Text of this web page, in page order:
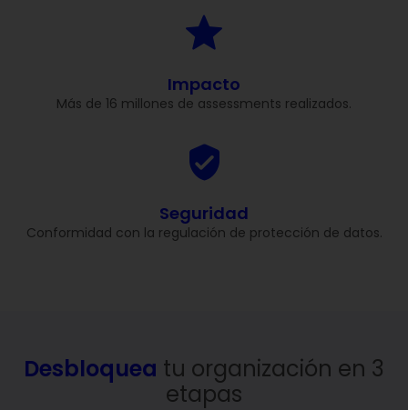
Impacto
Más de 16 millones de assessments realizados.
Seguridad
Conformidad con la regulación de protección de datos.
Desbloquea tu organización en 3
etapas